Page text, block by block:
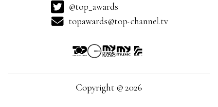
@top_awards
topawards@top-channel.tv
Copyright © 2026